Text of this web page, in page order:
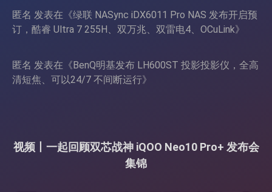
匿名 发表在《绿联 NASync iDX6011 Pro NAS 发布开启预
订，酷睿 Ultra 7 255H、双万兆、双雷电4、OCuLink》
匿名 发表在《BenQ明基发布 LH600ST 投影投影仪，全高
清短焦、可以24/7 不间断运行》
视频丨一起回顾双芯战神 iQOO Neo10 Pro+ 发布会
集锦